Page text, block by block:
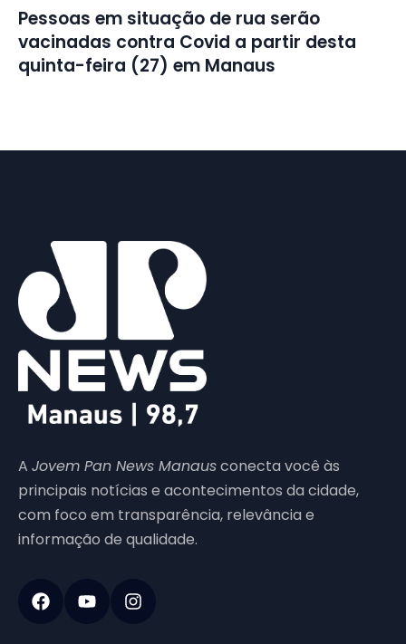
Pessoas em situação de rua serão
vacinadas contra Covid a partir desta
quinta-feira (27) em Manaus
A Jovem Pan News Manausconecta você às
principais notícias e acontecimentos da cidade,
com foco em transparência, relevância e
informação de qualidade.